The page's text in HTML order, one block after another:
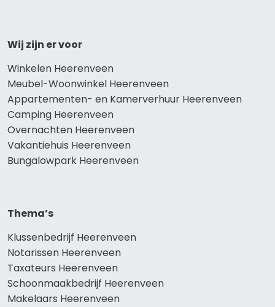
Wij zijn er voor
Winkelen Heerenveen
Meubel-Woonwinkel Heerenveen
Appartementen- en Kamerverhuur Heerenveen
Camping Heerenveen
Overnachten Heerenveen
Vakantiehuis Heerenveen
Bungalowpark Heerenveen
Thema’s
Klussenbedrijf Heerenveen
Notarissen Heerenveen
Taxateurs Heerenveen
Schoonmaakbedrijf Heerenveen
Makelaars Heerenveen